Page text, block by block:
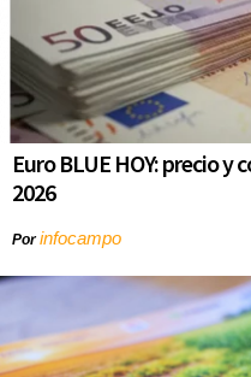
Euro BLUE HOY: precio y
2026
Porinfocampo